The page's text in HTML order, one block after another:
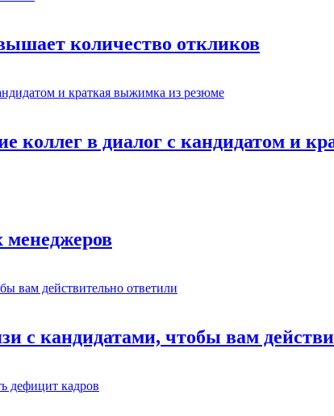
количество откликов
коллег в диалог с кандидатом и
с кандидатами, чтобы вам